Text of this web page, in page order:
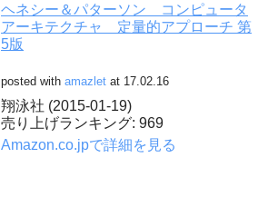
ヘネシー＆パターソン コンピュータ
アーキテクチャ 定量的アプローチ 第
5版
posted with amazlet at 17.02.16
翔泳社 (2015-01-19)
売り上げランキング: 969
Amazon.co.jpで詳細を見る